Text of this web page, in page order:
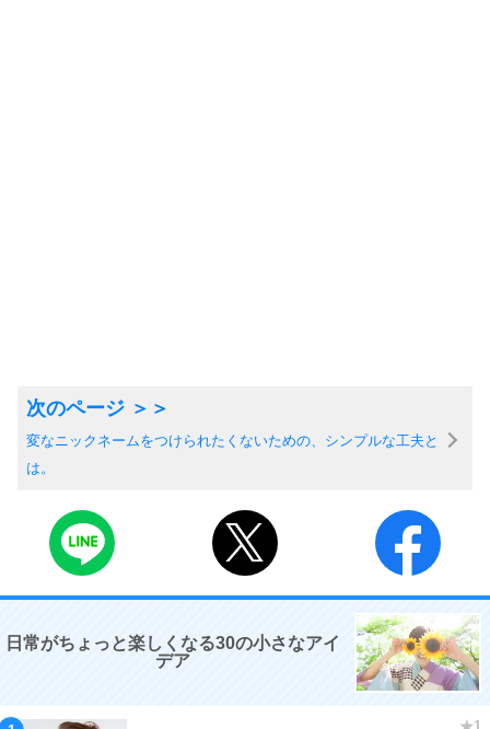
変なニックネームをつけられたくないための、シンプルな工夫と
は。
日常がちょっと楽しくなる30の小さなアイ
デア